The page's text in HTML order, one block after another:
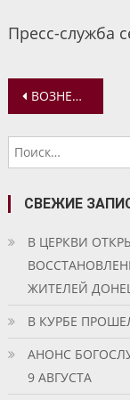
Пресс-служба
Навигация
по
записям
ВОЗНЕСЕНИЕ ГОСПОДНЕ ОТПРАЗДНОВАЛИ В ВОЗНЕСЕНСКО-БЛАГОВЕЩЕНСКОМ ПРИХОДЕ Г. ЯРОСЛАВЛЯ
СВЕЖИЕ
В ЦЕРКВИ
ЖИТЕЛЕЙ
В КУРБЕ
АНОНС
9 АВГУСТА